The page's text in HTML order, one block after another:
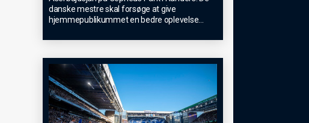
danske mestre skal forsøge at give
hjemmepublikummet en bedre oplevelse